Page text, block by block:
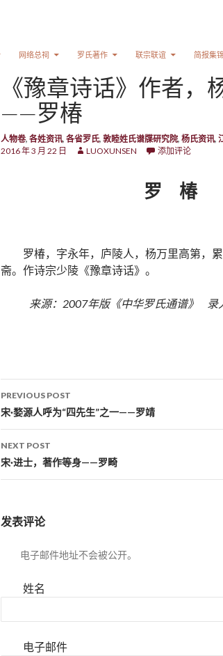
网络总祠 罗氏著作 联宗联谊 简报集
《豫章诗话》作者，
——罗椿
人物卷, 各姓资讯, 各省罗氏, 敦睦姓氏谱牒研究院, 杨氏资讯,
2016 年 3 月 22 日
LUOXUNSEN 添加评论
罗 椿
罗椿，字永年，庐陵人，杨万里高第，
斋。作诗宗少陵《豫章诗话》。
来源：2007年版《中华罗氏通谱》
Post navigation
PREVIOUS POST
宋·婺源人呼为“四先生”之一——罗靖
NEXT POST
宋·进士，著作等身——罗畸
发表评论
电子邮件地址不会被公开。
姓名
电子邮件